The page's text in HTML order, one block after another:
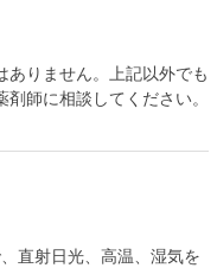
ありません。上記以外でも
師に相談してください。
直射日光、高温、湿気を